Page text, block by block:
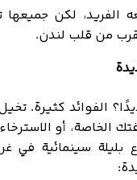
لكن جميعها
من قلب لندن.
الفوائد كثيرة.
الخاصة، أو
بليلة سينمائية في